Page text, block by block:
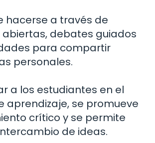
hacerse a través de
debates guiados
para compartir
personales.
a los estudiantes en el
aprendizaje, se promueve
crítico y se permite
de ideas.